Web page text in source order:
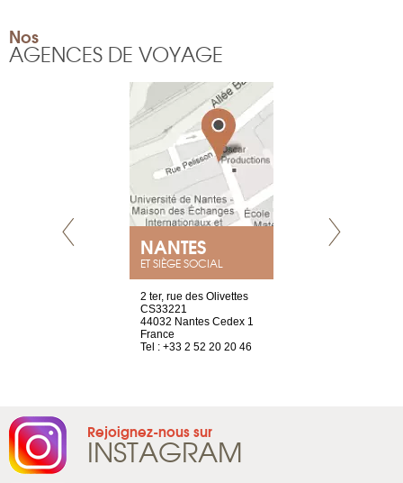
Nos
AGENCES DE VOYAGE
NANTES
ET SIÈGE SOCIAL
2 ter, rue des Olivettes
CS33221
44032 Nantes Cedex 1
France
Tel : +33 2 52 20 20 46
Rejoignez-nous sur
INSTAGRAM